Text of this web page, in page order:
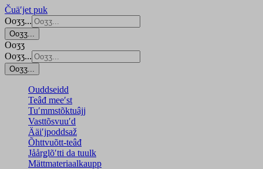
Čuäʹjet puk
Ooʒʒ...
Ooʒʒ...
Ooʒʒ
Ooʒʒ...
Ooʒʒ...
Ouddseidd
Teâđ meeʹst
Tuʹmmstõktuâjj
Vasttõsvuuʹd
Ääiʹjpoddsaž
Õhttvuõtt-teâđ
Jåårǥlõʹtti da tuulk
Mättmateriaalkaupp